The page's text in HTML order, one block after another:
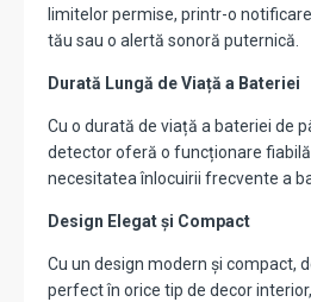
limitelor permise, printr-o
tău sau o alertă sonoră puternică.
Durată Lungă de Viață a Bateriei
Cu o durată de viață a bateriei de
detector oferă o funcționare
necesitatea înlocuirii frecvente a
Design Elegat și Compact
Cu un design modern și compact,
perfect în orice tip de decor